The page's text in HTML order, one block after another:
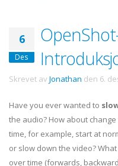
6
Des
Skrevet av Jonathan den 6.
Have you ever wanted to
the audio? How about
time, for example, start at
or slow down the video?
over time (forwards,